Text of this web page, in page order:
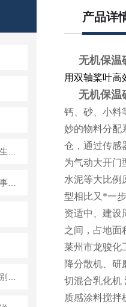
产品详
无机保温
用双轴桨叶高
无机保温
钙、砂、小料
妙的物料分配
仓，通过传感
为气动大开门
水泥等大比例
型相比又*一
资适中、建设
之间，占地面
莱州市龙骏化
降分散机、研
切混合乳化机
质感涂料搅拌